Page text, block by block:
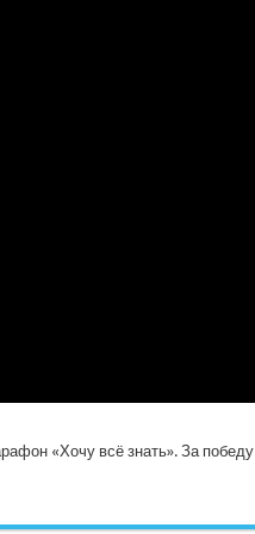
«Хочу всё знать». За победу